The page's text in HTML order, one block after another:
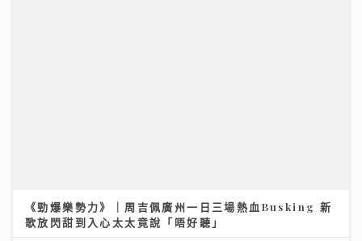
《勁爆樂勢力》｜周吉佩廣州一日三場熱血Busking 新
歌放閃甜到入心太太竟說「唔好聽」